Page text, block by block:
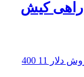
راهی کیش